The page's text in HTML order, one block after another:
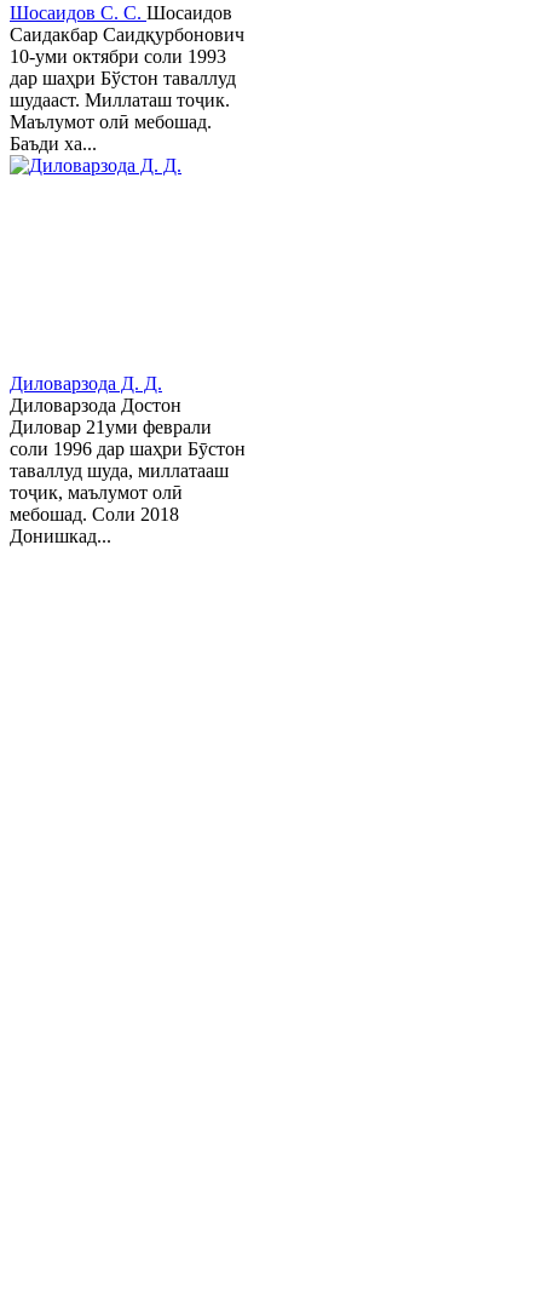
Шосаидов С. С. Шосаидов
Саидакбар Саидқурбонович
10-уми октябри соли 1993
дар шаҳри Бўстон таваллуд
шудааст. Миллаташ тоҷик.
Маълумот олӣ мебошад.
Баъди ха...
Диловарзода Д. Д.
Диловарзода Достон
Диловар 21уми феврали
соли 1996 дар шаҳри Бӯстон
таваллуд шуда, миллатааш
тоҷик, маълумот олӣ
мебошад. Соли 2018
Донишкад...